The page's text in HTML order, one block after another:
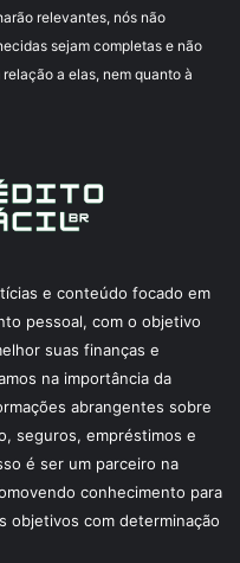
relevantes, nós não
sejam completas e não
a elas, nem quanto à
e conteúdo focado em
pessoal, com o objetivo
suas finanças e
na importância da
abrangentes sobre
seguros, empréstimos e
é ser um parceiro na
conhecimento para
objetivos com determinação